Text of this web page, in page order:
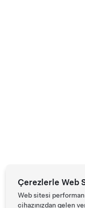
Çerezlerle Web
Web sitesi
cihazınızdan gelen